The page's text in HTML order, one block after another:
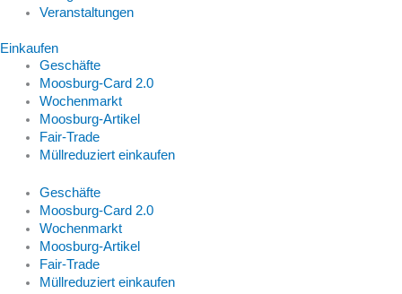
Veranstaltungen
Einkaufen
Geschäfte
Moosburg-Card 2.0
Wochenmarkt
Moosburg-Artikel
Fair-Trade
Müllreduziert einkaufen
Geschäfte
Moosburg-Card 2.0
Wochenmarkt
Moosburg-Artikel
Fair-Trade
Müllreduziert einkaufen